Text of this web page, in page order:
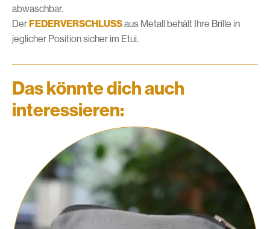
abwaschbar.
DerFEDERVERSCHLUSSaus Metall behält Ihre Brille in
jeglicher Position sicher im Etui.
Das könnte dich auch
interessieren: